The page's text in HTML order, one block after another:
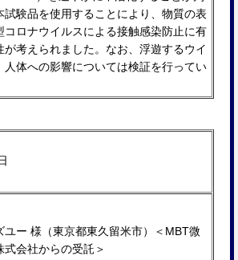
試験品を使⽤することにより、物質の表
コロナウイルスによる接触感染防⽌に有
が考えられました。なお、浮遊するウイ
⼈体への影響については検証を⾏ってい
ユー 様（東京都東久留米市）＜MBT微
式会社からの受託＞